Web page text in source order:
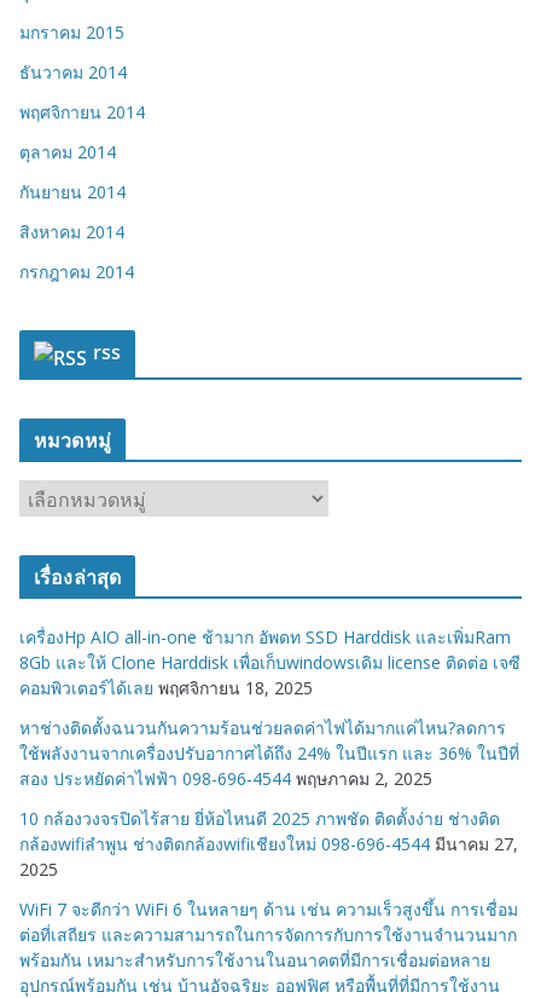
มกราคม 2015
ธันวาคม 2014
พฤศจิกายน 2014
ตุลาคม 2014
กันยายน 2014
สิงหาคม 2014
กรกฎาคม 2014
rss
หมวดหมู่
ม
ว
มู่
เรื่องล่าสุด
เครื่องHp AIO all-in-one ช้ามาก อัพดท SSD Harddisk และเพิ่มRam
8Gb และให้ Clone Harddisk เพื่อเก็บwindowsเดิม license ติดต่อ เจซี
คอมพิวเตอร์ได้เลย พฤศจิกายน 18, 2025
หาช่างติดตั้งฉนวนกันความร้อนช่วยลดค่าไฟได้มากแค่ไหน?ลดการ
ใช้พลังงานจากเครื่องปรับอากาศได้ถึง 24% ในปีแรก และ 36% ในปีที่
สอง ประหยัดค่าไฟฟ้า 098-696-4544 พฤษภาคม 2, 2025
10 กล้องวงจรปิดไร้สาย ยี่ห้อไหนดี 2025 ภาพชัด ติดตั้งง่าย ช่างติด
กล้องwifiลำพูน ช่างติดกล้องwifiเชียงใหม่ 098-696-4544 มีนาคม 27,
2025
WiFi 7 จะดีกว่า WiFi 6 ในหลายๆ ด้าน เช่น ความเร็วสูงขึ้น การเชื่อม
ต่อที่เสถียร และความสามารถในการจัดการกับการใช้งานจำนวนมาก
พร้อมกัน เหมาะสำหรับการใช้งานในอนาคตที่มีการเชื่อมต่อหลาย
อุปกรณ์พร้อมกัน เช่น บ้านอัจฉริยะ ออฟฟิศ หรือพื้นที่ที่มีการใช้งาน